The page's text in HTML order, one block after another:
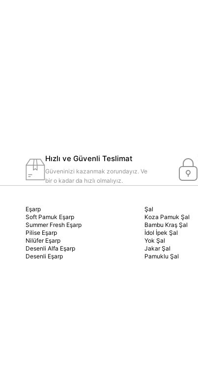
Hızlı ve Güvenli Teslimat
Güveninizi kazanmak zorundayız. Ve
bir o kadar da hızlı olmalıyız.
Eşarp
Soft Pamuk Eşarp
Summer Fresh Eşarp
Pilise Eşarp
Nilüfer Eşarp
Desenli Alfa Eşarp
Desenli Eşarp
Şal
Koza Pamuk Şal
Bambu Kraş Şal
İdol İpek Şal
Yok Şal
Jakar Şal
Pamuklu Şal